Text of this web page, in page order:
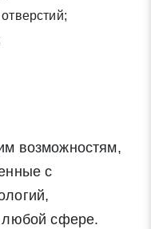
возможностям,
с
любой сфере.